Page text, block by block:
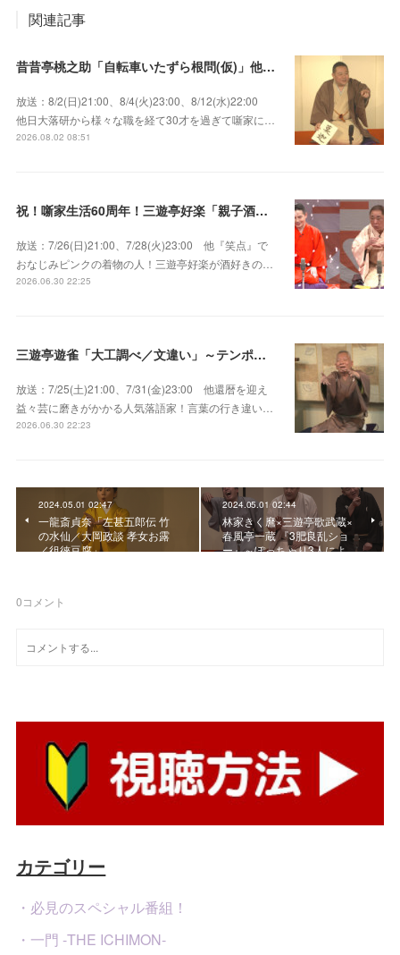
関連記事
昔昔亭桃之助「自転車いたずら根問(仮)」他～師匠・桃太郎のいない初めての桜の季節の独演会！
放送：8/2(日)21:00、8/4(火)23:00、8/12(水)22:00
他日大落研から様々な職を経て30才を過ぎて噺家に…
2026.08.02 08:51
祝！噺家生活60周年！三遊亭好楽「親子酒」錦笑亭満堂「桜ん坊」～満堂フェス2026
放送：7/26(日)21:00、7/28(火)23:00 他『笑点』で
おなじみピンクの着物の人！三遊亭好楽が酒好きの…
2026.06.30 22:25
三遊亭遊雀「大工調べ／文違い」～テンポよくたたみかける語り口で人気・実力とも屈指！
放送：7/25(土)21:00、7/31(金)23:00 他還暦を迎え
益々芸に磨きがかかる人気落語家！言葉の行き違い…
2026.06.30 22:23
2024.05.01 02:47
一龍斎貞奈「左甚五郎伝 竹
の水仙／大岡政談 孝女お露
／徂徠豆腐」
2024.05.01 02:44
林家きく麿×三遊亭歌武蔵×
春風亭一蔵 『3肥良乱ショ
ー』～ぽっちゃり3人によ…
0コメント
カテゴリー
・必見のスペシャル番組！
・一門 -THE ICHIMON-